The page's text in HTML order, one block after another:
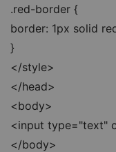
.red-border {
border: 1px solid
}
</style>
</head>
<body>
<input type="text"
</body>